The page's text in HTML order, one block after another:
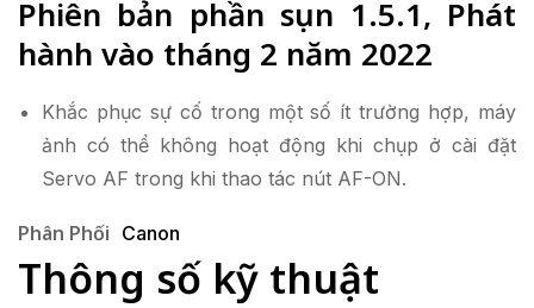
Phiên bản phần sụn 1.5.1, Phát
hành vào tháng 2 năm 2022
Khắc phục sự cố trong một số ít trường hợp, máy
ảnh có thể không hoạt động khi chụp ở cài đặt
Servo AF trong khi thao tác nút AF-ON.
Phân Phối Canon
Thông số kỹ thuật